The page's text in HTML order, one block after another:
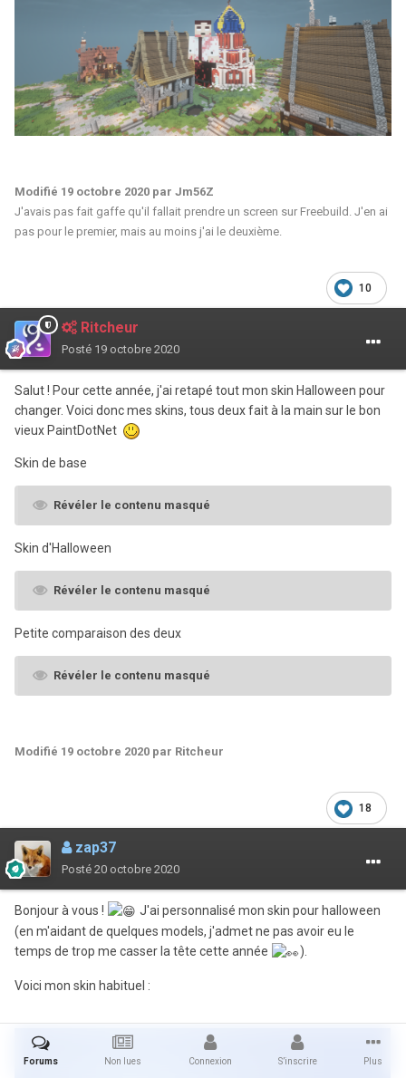
Modifié 19 octobre 2020 par Jm56Z
J'avais pas fait gaffe qu'il fallait prendre un screen sur Freebuild. J'en ai
pas pour le premier, mais au moins j'ai le deuxième.
10
Ritcheur
Posté 19 octobre 2020
Salut! Pour cette année, j'ai retapé tout mon skin Halloween pour
changer. Voici donc mes skins, tous deux fait à la main sur le bon
vieux PaintDotNet
Skin de base
Révéler le contenu masqué
Skin d'Halloween
Révéler le contenu masqué
Petite comparaison des deux
Révéler le contenu masqué
Modifié 19 octobre 2020 par Ritcheur
18
zap37
Posté 20 octobre 2020
Bonjour à vous !
J'ai personnalisé mon skin pour halloween
(en m'aidant de quelques models, j'admet ne pas avoir eu le
temps de trop me casser la tête cette année
).
Voici mon skin habituel :
Forums Non lues Connexion S’inscrire Plus